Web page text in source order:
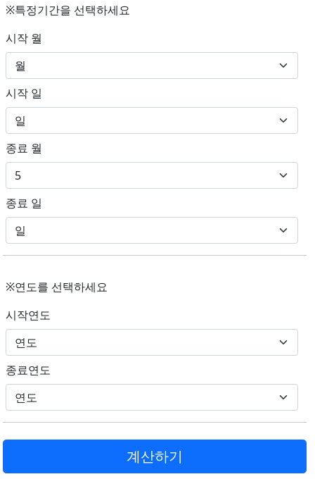
※특정기간을 선택하세요
시작 월
시작 일
종료 월
종료 일
※연도를 선택하세요
시작연도
종료연도